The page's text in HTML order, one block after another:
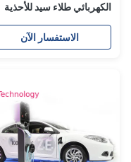
الكهربائي طلاء سيد للأحذية
الاستفسار الآن